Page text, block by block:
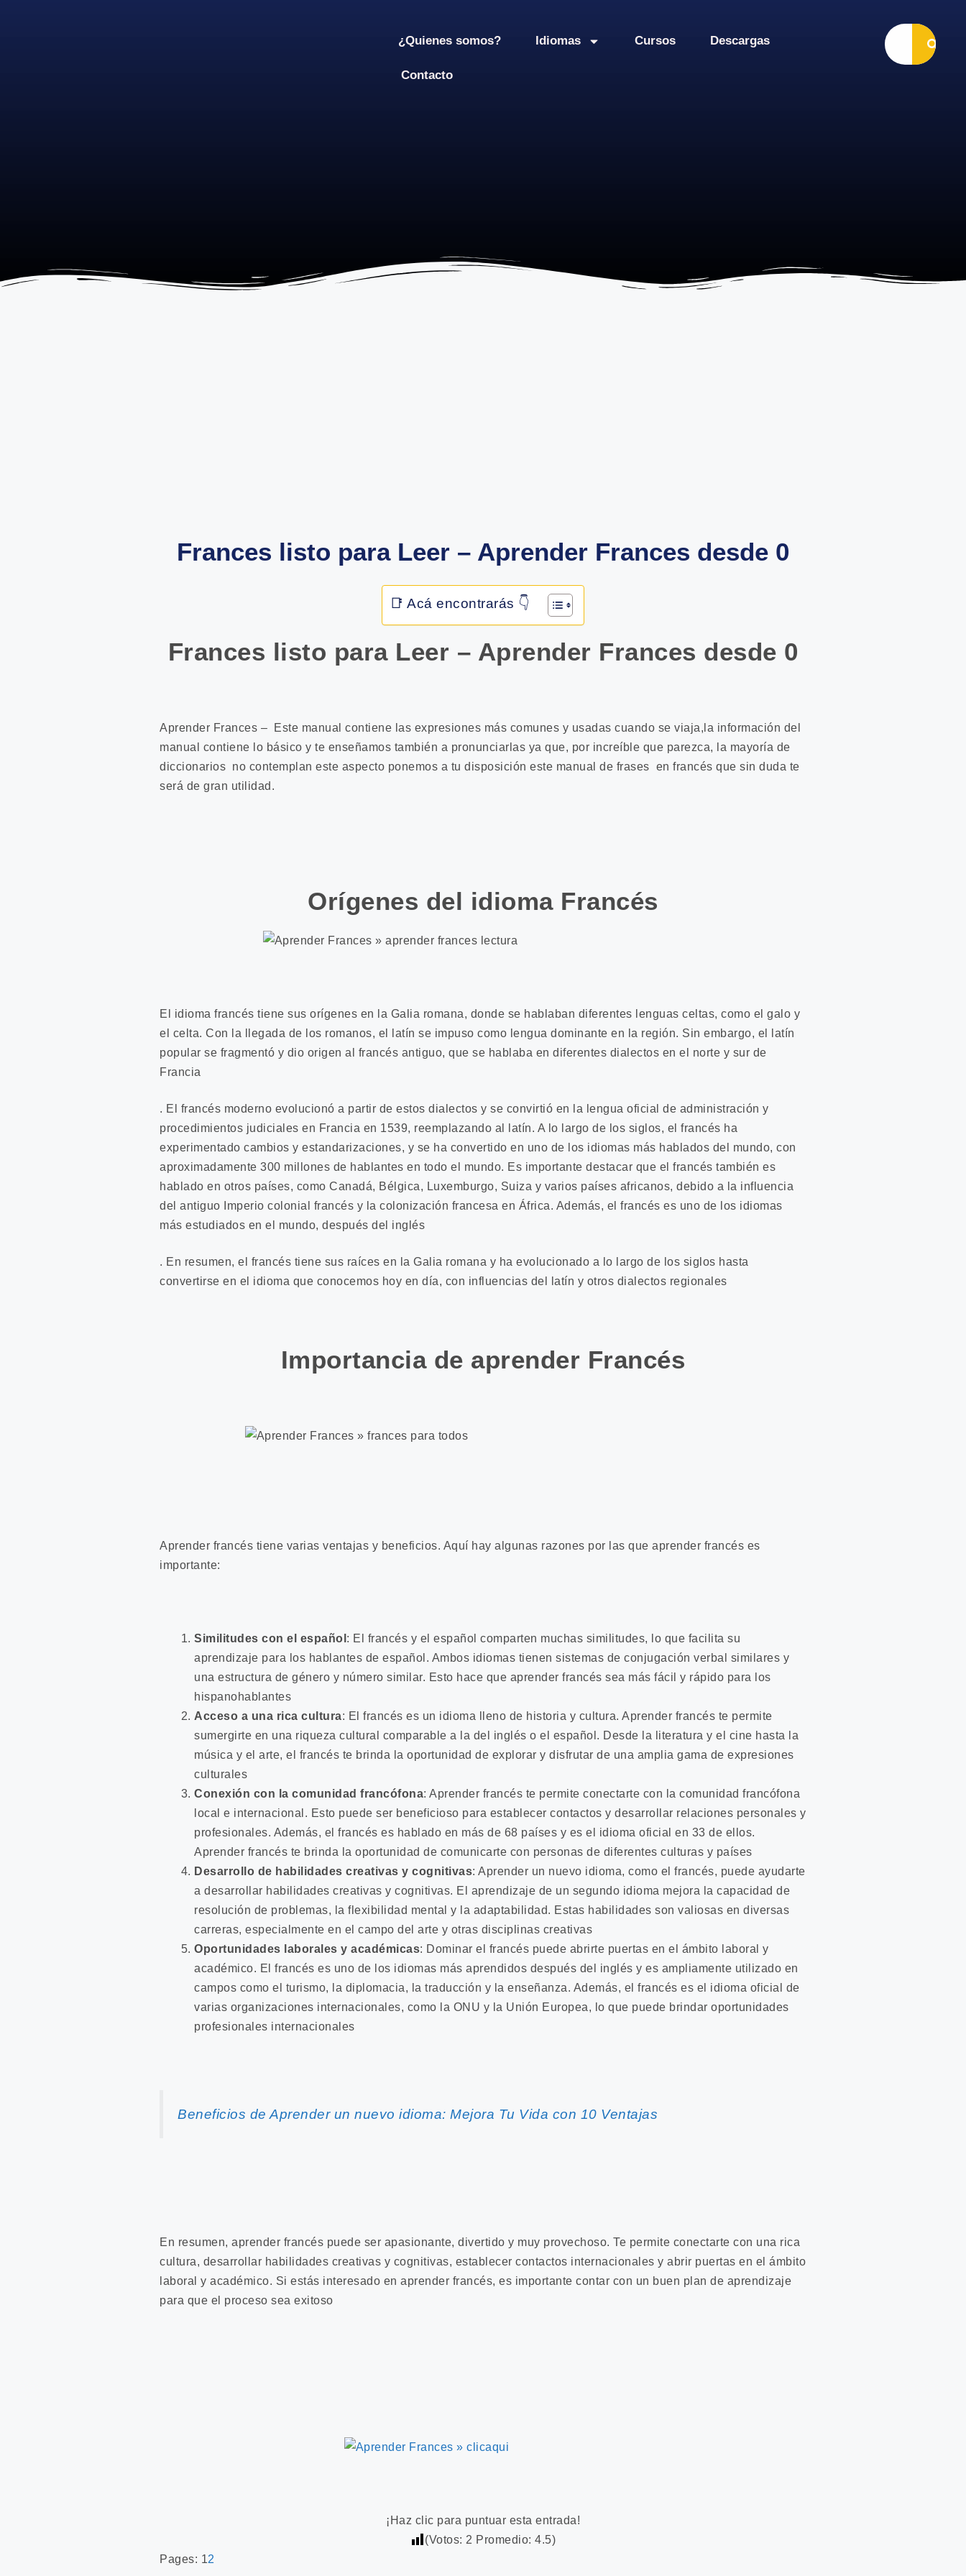
¿Quienes somos? Idiomas Cursos Descargas
Contacto
Frances listo para Leer – Aprender Frances desde 0
📑 Acá encontrarás 👇
Frances listo para Leer – Aprender Frances desde 0
Aprender Frances – Este manual contiene las expresiones más comunes y usadas cuando se viaja,la información del
manual contiene lo básico y te enseñamos también a pronunciarlas ya que, por increíble que parezca, la mayoría de
diccionarios no contemplan este aspecto ponemos a tu disposición este manual de frases en francés que sin duda te
será de gran utilidad.
Orígenes del idioma Francés
El idioma francés tiene sus orígenes en la Galia romana, donde se hablaban diferentes lenguas celtas, como el galo y
el celta. Con la llegada de los romanos, el latín se impuso como lengua dominante en la región. Sin embargo, el latín
popular se fragmentó y dio origen al francés antiguo, que se hablaba en diferentes dialectos en el norte y sur de
Francia
. El francés moderno evolucionó a partir de estos dialectos y se convirtió en la lengua oficial de administración y
procedimientos judiciales en Francia en 1539, reemplazando al latín. A lo largo de los siglos, el francés ha
experimentado cambios y estandarizaciones, y se ha convertido en uno de los idiomas más hablados del mundo, con
aproximadamente 300 millones de hablantes en todo el mundo. Es importante destacar que el francés también es
hablado en otros países, como Canadá, Bélgica, Luxemburgo, Suiza y varios países africanos, debido a la influencia
del antiguo Imperio colonial francés y la colonización francesa en África. Además, el francés es uno de los idiomas
más estudiados en el mundo, después del inglés
. En resumen, el francés tiene sus raíces en la Galia romana y ha evolucionado a lo largo de los siglos hasta
convertirse en el idioma que conocemos hoy en día, con influencias del latín y otros dialectos regionales
Importancia de aprender Francés
Aprender francés tiene varias ventajas y beneficios. Aquí hay algunas razones por las que aprender francés es
importante:
Similitudes con el español : El francés y el español comparten muchas similitudes, lo que facilita su
aprendizaje para los hablantes de español. Ambos idiomas tienen sistemas de conjugación verbal similares y
una estructura de género y número similar. Esto hace que aprender francés sea más fácil y rápido para los
hispanohablantes
Acceso a una rica cultura: El francés es un idioma lleno de historia y cultura. Aprender francés te permite
sumergirte en una riqueza cultural comparable a la del inglés o el español. Desde la literatura y el cine hasta la
música y el arte, el francés te brinda la oportunidad de explorar y disfrutar de una amplia gama de expresiones
culturales
Conexión con la comunidad francófona: Aprender francés te permite conectarte con la comunidad francófona
local e internacional. Esto puede ser beneficioso para establecer contactos y desarrollar relaciones personales y
profesionales. Además, el francés es hablado en más de 68 países y es el idioma oficial en 33 de ellos.
Aprender francés te brinda la oportunidad de comunicarte con personas de diferentes culturas y países
Desarrollo de habilidades creativas y cognitivas: Aprender un nuevo idioma, como el francés, puede ayudarte
a desarrollar habilidades creativas y cognitivas. El aprendizaje de un segundo idioma mejora la capacidad de
resolución de problemas, la flexibilidad mental y la adaptabilidad. Estas habilidades son valiosas en diversas
carreras, especialmente en el campo del arte y otras disciplinas creativas
Oportunidades laborales y académicas: Dominar el francés puede abrirte puertas en el ámbito laboral y
académico. El francés es uno de los idiomas más aprendidos después del inglés y es ampliamente utilizado en
campos como el turismo, la diplomacia, la traducción y la enseñanza. Además, el francés es el idioma oficial de
varias organizaciones internacionales, como la ONU y la Unión Europea, lo que puede brindar oportunidades
profesionales internacionales
Beneficios de Aprender un nuevo idioma: Mejora Tu Vida con 10 Ventajas
En resumen, aprender francés puede ser apasionante, divertido y muy provechoso. Te permite conectarte con una rica
cultura, desarrollar habilidades creativas y cognitivas, establecer contactos internacionales y abrir puertas en el ámbito
laboral y académico. Si estás interesado en aprender francés, es importante contar con un buen plan de aprendizaje
para que el proceso sea exitoso
¡Haz clic para puntuar esta entrada!
(Votos: 2 Promedio: 4.5)
Pages: 12